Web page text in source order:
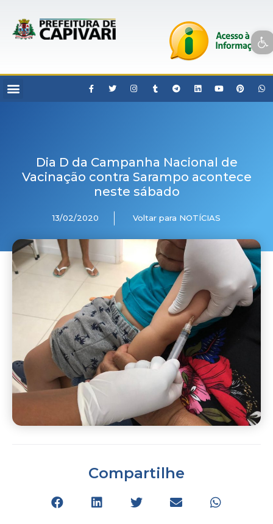
Open toolbar
Dia D da Campanha Nacional de
Vacinação contra Sarampo acontece
neste sábado
13/02/2020 Voltar para NOTÍCIAS
Compartilhe